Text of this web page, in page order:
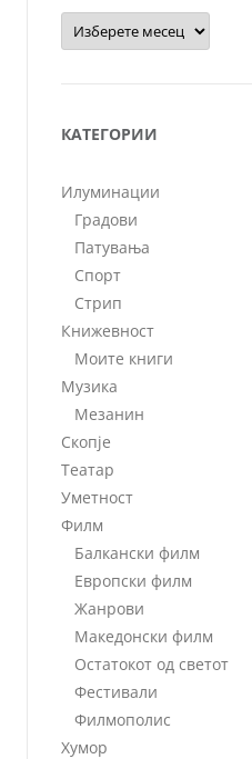
Архиви
КАТЕГОРИИ
Илуминации
Градови
Патувања
Спорт
Стрип
Книжевност
Моите книги
Музика
Мезанин
Скопје
Театар
Уметност
Филм
Балкански филм
Европски филм
Жанрови
Македонски филм
Остатокот од светот
Фестивали
Филмополис
Хумор